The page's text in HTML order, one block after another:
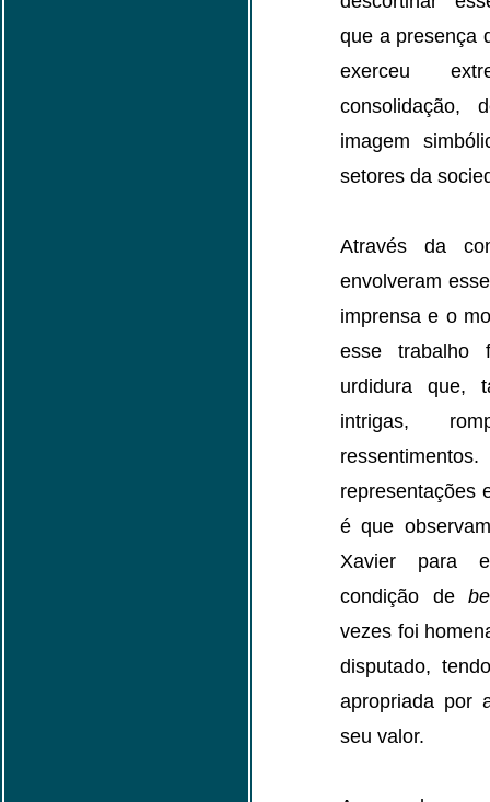
que a presença
exerceu
consolidação,
imagem
setores da
Através da
envolveram
imprensa e o
esse trabalho
urdidura que,
intrigas,
representações
é que
Xavier para
condição de
vezes foi
disputado,
apropriada por
seu valor.